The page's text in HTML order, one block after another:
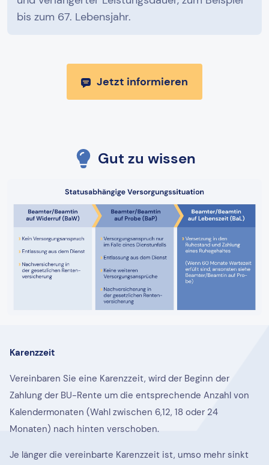
bis zum 67. Lebensjahr.
Jetzt informieren
Gut zu wissen
Karenzzeit
Vereinbaren Sie eine Karenzzeit, wird der Beginn der
Zahlung der BU-Rente um die entsprechende Anzahl von
Kalendermonaten (Wahl zwischen 6,12, 18 oder 24
Monaten) nach hinten verschoben.
Je länger die vereinbarte Karenzzeit ist, umso mehr sinkt